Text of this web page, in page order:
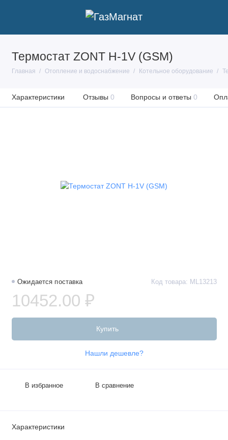
Термостат ZONT H-1V (GSM)
Главная Отопление и водоснабжение Котельное оборудование
Характеристики Отзывы 0 Вопросы и ответы 0
Ожидается поставка Код товара: ML13213
10452.00 ₽
Купить
Нашли дешевле?
В избранное В сравнение
Характеристики